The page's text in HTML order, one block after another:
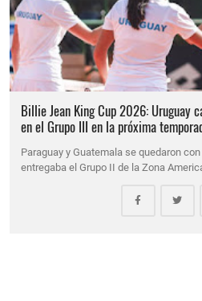
Billie Jean King Cup 2026: Uruguay
en el Grupo III en la próxima
Paraguay y Guatemala se quedaron
entregaba el Grupo II de la Zona